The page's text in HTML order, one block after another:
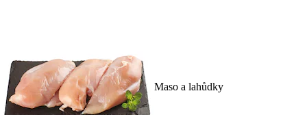
Maso a lahůdky